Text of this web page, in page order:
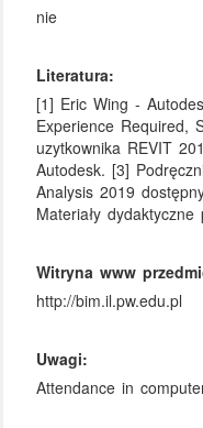
nie
Literatura:
[1] Eric Wing -
Experience Required,
uzytkownika REVIT
Autodesk. [3]
Analysis 2019
Materiały
Witryna www
http://bim.il.pw.edu.pl
Uwagi:
Attendance in